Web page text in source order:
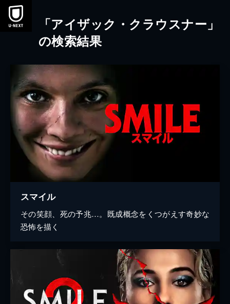
本文へスキップ
「アイザック・クラウスナー」
の検索結果
スマイル
その笑顔、死の予兆…。既成概念をくつがえす奇妙な
恐怖を描く